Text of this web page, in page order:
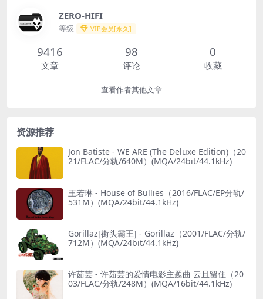
ZERO-HIFI
等级 VIP会员[永久]
9416
文章
98
评论
0
收藏
查看作者其他文章
资源推荐
Jon Batiste - WE ARE (The Deluxe Edition)（20
21/FLAC/分轨/640M）(MQA/24bit/44.1kHz)
王若琳 - House of Bullies（2016/FLAC/EP分轨/
531M）(MQA/24bit/44.1kHz)
Gorillaz[街头霸王] - Gorillaz（2001/FLAC/分轨/
712M）(MQA/24bit/44.1kHz)
许茹芸 - 许茹芸的爱情电影主题曲 云且留住（20
03/FLAC/分轨/248M）(MQA/16bit/44.1kHz)